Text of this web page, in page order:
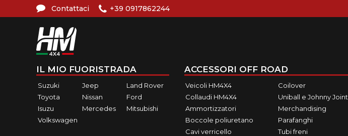
Contattaci +39 0917862244
IL MIO FUORISTRADA
Suzuki Jeep
Land Rover
Toyota
Nissan
Ford
Isuzu
Mercedes
Mitsubishi
Volkswagen
ACCESSORI OFF ROAD
Veicoli HM4X4
Collaudi HM4X4
Ammortizzatori
Boccole poliuretano
Cavi verricello
Coilover
Uniball e Johnny Joint
Merchandising
Parafanghi
Tubi freni